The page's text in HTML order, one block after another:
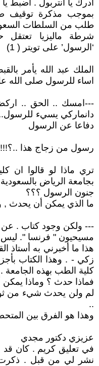
أدرك يا انتربول . اضبط
بموجب مذكرة توقيف
طلب من السلطات
شرطة ماليزيا
‘الرسول’ على تويتر ( 1)
الملك عبد الله يأمر
اساء للرسول صلى الله
---امسك .. الحق ..
دانماركي يسيء
دفاعا عن الرسول
رسول من زجاج هذا ..؟!!!
تري ماذا لو قالوا ان
جنون الرسول ؟؟؟
ما الذي يمكن أن يحدث
--- ولكن وجود كتاب . عن
مسيحيون " فرنسا ".
هذا ما أخبرني به أستاذ
زكي - . وهذا الكتاب
كلية الطب بهذه الجامعة .
فماذا حدث ؟ وماذا
لم ولن يحدث شيء من
..
وهذا هو الفرق بين
عزيزي دكتور مجدي
في تعليق كريم . كان
نشر لي من قبل . ذكرت